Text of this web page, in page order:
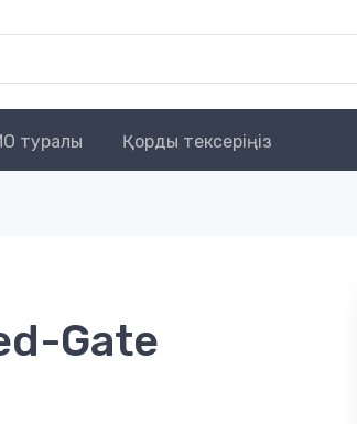
туралы Қорды тексеріңіз
Gate